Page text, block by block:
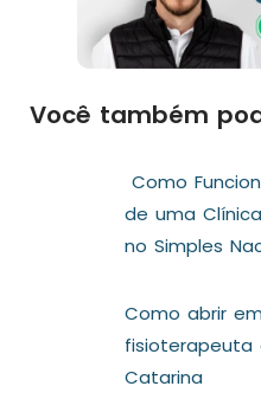
Você também
Como
de uma
no Simples
Como abrir
fisioterapeuta
Catarina